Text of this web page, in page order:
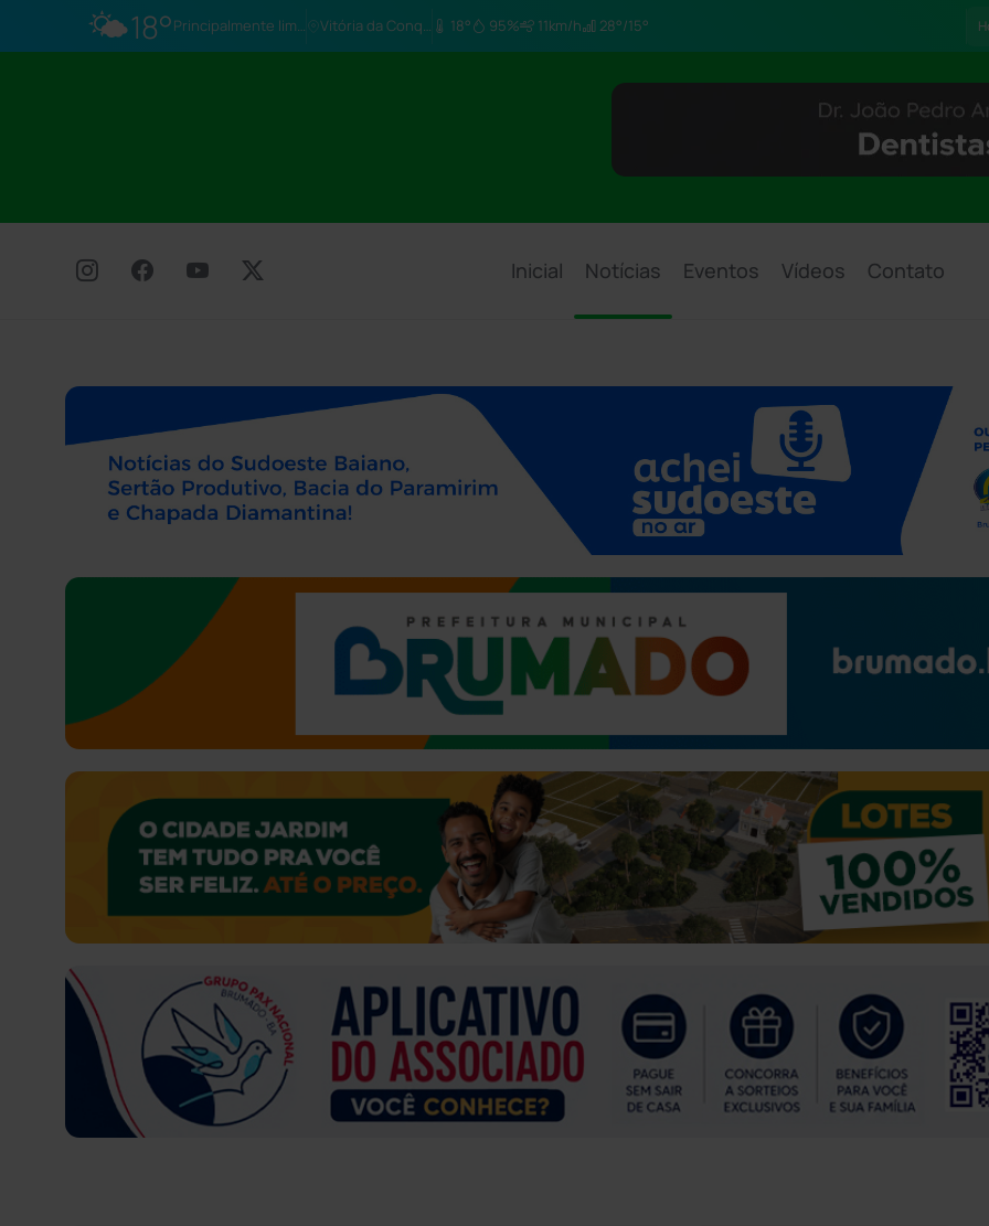
🌤️18° Principalmente limpo Vitória da Conq… 18° 95% 11km/h 28°/15°
Inicial Notícias Eventos Vídeos Contato